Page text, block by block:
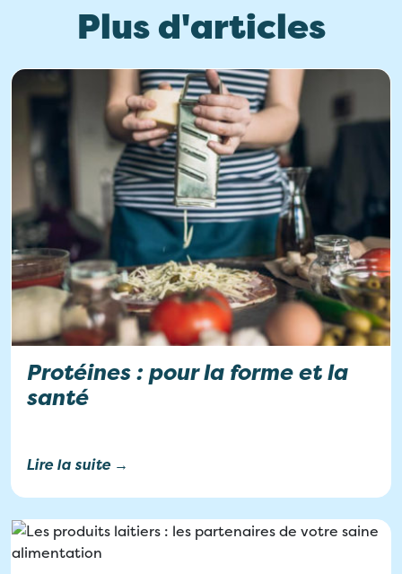
Plus d'articles
Protéines : pour la forme et la
santé
Lire la suite →